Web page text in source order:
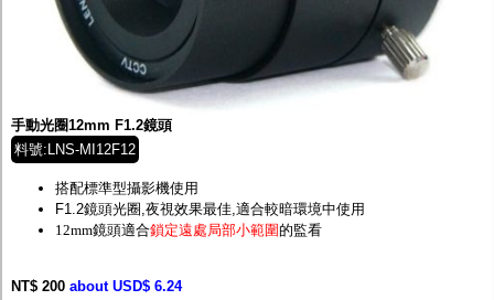
手動光圈12mm F1.2鏡頭
料號:LNS-MI12F12
搭配標準型攝影機使用
F1.2鏡頭光圈,夜視效果最佳,適合較暗環境中使用
12mm鏡頭適合鎖定遠處局部小範圍的監看
NT$ 200 about USD$ 6.24